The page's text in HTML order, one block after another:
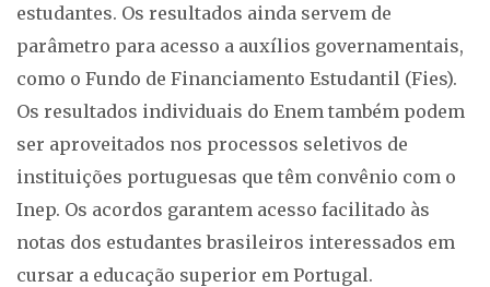
estudantes. Os resultados ainda servem de
parâmetro para acesso a auxílios governamentais,
como o Fundo de Financiamento Estudantil (Fies).
Os resultados individuais do Enem também podem
ser aproveitados nos processos seletivos de
instituições portuguesas que têm convênio com o
Inep. Os acordos garantem acesso facilitado às
notas dos estudantes brasileiros interessados em
cursar a educação superior em Portugal.